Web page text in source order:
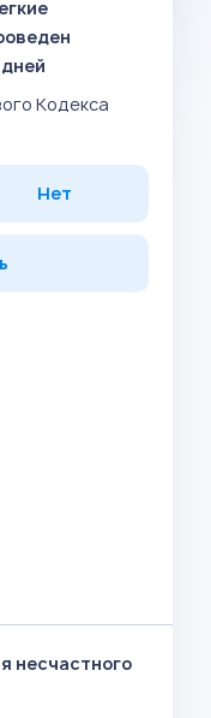
Кодекса
Нет
несчастного